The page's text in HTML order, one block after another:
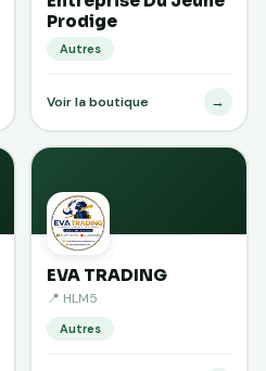
Prodige
Autres
Voir la boutique →
EVA TRADING
📍 HLM5
Autres